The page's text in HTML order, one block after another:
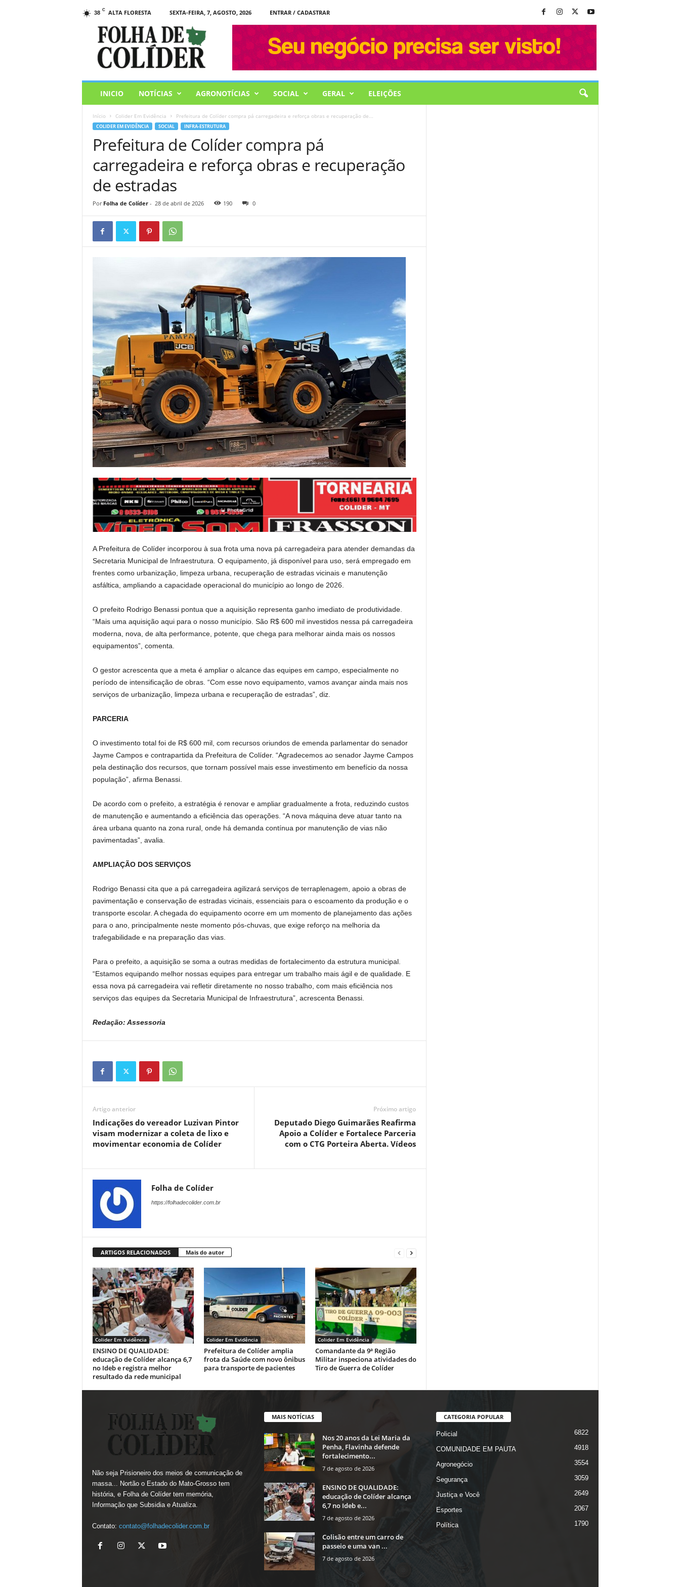
38 C ALTA FLORESTA SEXTA-FEIRA, 7, AGOSTO, 2026
ENTRAR / CADASTRAR
INICIO NOTÍCIAS AGRONOTÍCIAS SOCIAL GERAL ELEIÇÕES
Início Colider Em Evidência Prefeitura de Colíder compra pá carregadeira e reforça obras e recuperação de...
COLIDER EM EVIDÊNCIA SOCIAL INFRA-ESTRUTURA
Prefeitura de Colíder compra pá
carregadeira e reforça obras e recuperação
de estradas
Por Folha de Colíder- 28 de abril de 2026 190 0
A Prefeitura de Colíder incorporou à sua frota uma nova pá carregadeira para atender demandas da
Secretaria Municipal de Infraestrutura. O equipamento, já disponível para uso, será empregado em
frentes como urbanização, limpeza urbana, recuperação de estradas vicinais e manutenção
asfáltica, ampliando a capacidade operacional do município ao longo de 2026.
O prefeito Rodrigo Benassi pontua que a aquisição representa ganho imediato de produtividade.
“Mais uma aquisição aqui para o nosso município. São R$ 600 mil investidos nessa pá carregadeira
moderna, nova, de alta performance, potente, que chega para melhorar ainda mais os nossos
equipamentos”, comenta.
O gestor acrescenta que a meta é ampliar o alcance das equipes em campo, especialmente no
período de intensificação de obras. “Com esse novo equipamento, vamos avançar ainda mais nos
serviços de urbanização, limpeza urbana e recuperação de estradas”, diz.
PARCERIA
O investimento total foi de R$ 600 mil, com recursos oriundos de emenda parlamentar do senador
Jayme Campos e contrapartida da Prefeitura de Colíder. “Agradecemos ao senador Jayme Campos
pela destinação dos recursos, que tornam possível mais esse investimento em benefício da nossa
população”, afirma Benassi.
De acordo com o prefeito, a estratégia é renovar e ampliar gradualmente a frota, reduzindo custos
de manutenção e aumentando a eficiência das operações. “A nova máquina deve atuar tanto na
área urbana quanto na zona rural, onde há demanda contínua por manutenção de vias não
pavimentadas”, avalia.
AMPLIAÇÃO DOS SERVIÇOS
Rodrigo Benassi cita que a pá carregadeira agilizará serviços de terraplenagem, apoio a obras de
pavimentação e conservação de estradas vicinais, essenciais para o escoamento da produção e o
transporte escolar. A chegada do equipamento ocorre em um momento de planejamento das ações
para o ano, principalmente neste momento pós-chuvas, que exige reforço na melhoria da
trafegabilidade e na preparação das vias.
Para o prefeito, a aquisição se soma a outras medidas de fortalecimento da estrutura municipal.
“Estamos equipando melhor nossas equipes para entregar um trabalho mais ágil e de qualidade. E
essa nova pá carregadeira vai refletir diretamente no nosso trabalho, com mais eficiência nos
serviços das equipes da Secretaria Municipal de Infraestrutura”, acrescenta Benassi.
Redação: Assessoria
Artigo anterior
Indicações do vereador Luzivan Pintor
visam modernizar a coleta de lixo e
movimentar economia de Colíder
Próximo artigo
Deputado Diego Guimarães Reafirma
Apoio a Colíder e Fortalece Parceria
com o CTG Porteira Aberta. Vídeos
Folha de Colíder
https://folhadecolider.com.br
ARTIGOS RELACIONADOS Mais do autor
Colider Em Evidência
ENSINO DE QUALIDADE:
educação de Colíder alcança 6,7
no Ideb e registra melhor
resultado da rede municipal
Colider Em Evidência
Prefeitura de Colíder amplia
frota da Saúde com novo ônibus
para transporte de pacientes
Colider Em Evidência
Comandante da 9ª Região
Militar inspeciona atividades do
Tiro de Guerra de Colíder
Não seja Prisioneiro dos meios de comunicação de
massa... Nortão o Estado do Mato-Grosso tem
história, e Folha de Colíder tem memória,
Informação que Subsidia e Atualiza.
Contato: contato@folhadecolider.com.br
MAIS NOTÍCIAS
Nos 20 anos da Lei Maria da
Penha, Flavinha defende
fortalecimento...
7 de agosto de 2026
ENSINO DE QUALIDADE:
educação de Colíder alcança
6,7 no Ideb e...
7 de agosto de 2026
Colisão entre um carro de
passeio e uma van ...
7 de agosto de 2026
CATEGORIA POPULAR
Policial 6822
COMUNIDADE EM PAUTA 4918
Agronegócio 3554
Segurança 3059
Justiça e Você 2649
Esportes 2067
Política 1790